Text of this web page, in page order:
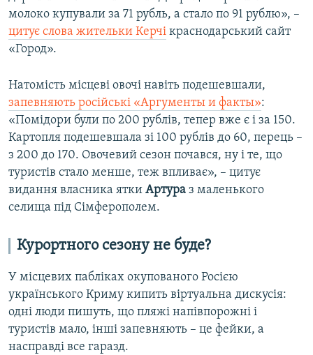
молоко купували за 71 рубль, а стало по 91 рублю», –
цитує слова жительки Керчі краснодарський сайт
«Город».
Натомість місцеві овочі навіть подешевшали,
запевняють російські «Аргументы и факты»:
«Помідори були по 200 рублів, тепер вже є і за 150.
Картопля подешевшала зі 100 рублів до 60, перець –
з 200 до 170. Овочевий сезон почався, ну і те, що
туристів стало менше, теж впливає», – цитує
видання власника ятки Артура з маленького
селища під Сімферополем.
Курортного сезону не буде?
У місцевих пабліках окупованого Росією
українського Криму кипить віртуальна дискусія:
одні люди пишуть, що пляжі напівпорожні і
туристів мало, інші запевняють – це фейки, а
насправді все гаразд.